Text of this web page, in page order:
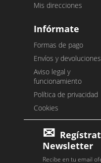
Mis direcciones
Infórmate
Formas de pago
Envíos y devoluciones
Aviso legal y
funcionamiento
Política de privacidad
Cookies
Newsletter
Recibe en tu email